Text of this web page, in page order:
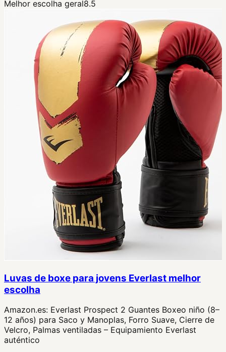
Melhor escolha geral8.5
Luvas de boxe para jovens Everlast melhor
escolha
Amazon.es: Everlast Prospect 2 Guantes Boxeo niño (8–
12 años) para Saco y Manoplas, Forro Suave, Cierre de
Velcro, Palmas ventiladas – Equipamiento Everlast
auténtico